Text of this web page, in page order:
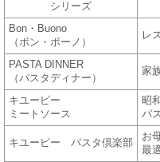
シリーズ
Bon・Buono
（ボン・ボーノ）
レ
PASTA DINNER
（パスタディナー）
家
キユーピー
ミートソース
昭
パ
キユーピー パスタ倶楽部
お
最